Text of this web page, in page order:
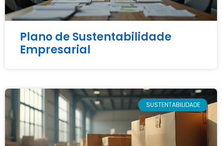
Plano de Sustentabilidade
Empresarial
SUSTENTABILIDADE